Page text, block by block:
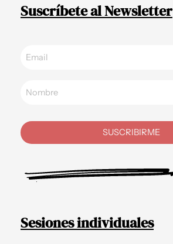
Suscríbete al Newsletter
SUSCRIBIRME
Sesiones individuales